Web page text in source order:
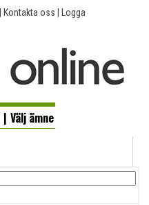
Kontakta oss
Logga
| Välj ämne